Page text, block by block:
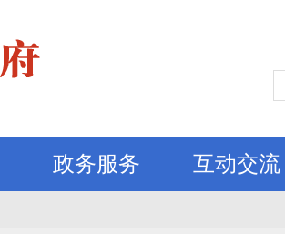
政务服务 互动交流